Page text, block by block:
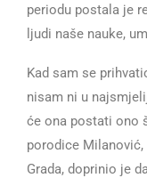
periodu postala je
ljudi naše nauke,
Kad sam se
nisam ni u
će ona postati ono
porodice
Grada, doprinio je